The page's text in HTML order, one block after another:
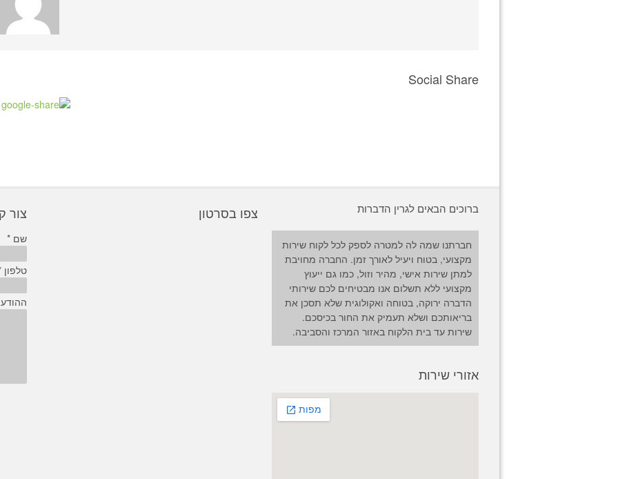
Social Share
ברוכים הבאים לגרין הדברות
חברתנו שמה לה למטרה לספק לכל לקוח שירות
מקצועי, בטוח ויעיל לאורך זמן. החברה מחויבת
למתן שירות אישי, מהיר וזול, כמו גם ייעוץ
מקצועי ללא תשלום אנו מבטיחים לכם שירותי
הדברה ירוקה, בטוחה ואקולוגית שלא תסכן את
בריאותכם ושלא תעמיק את החור בכיסכם.
שירות עד בית הלקוח באזור המרכז והסביבה.
אזורי שירות
צפו בסרטון צור
שם *
טלפון